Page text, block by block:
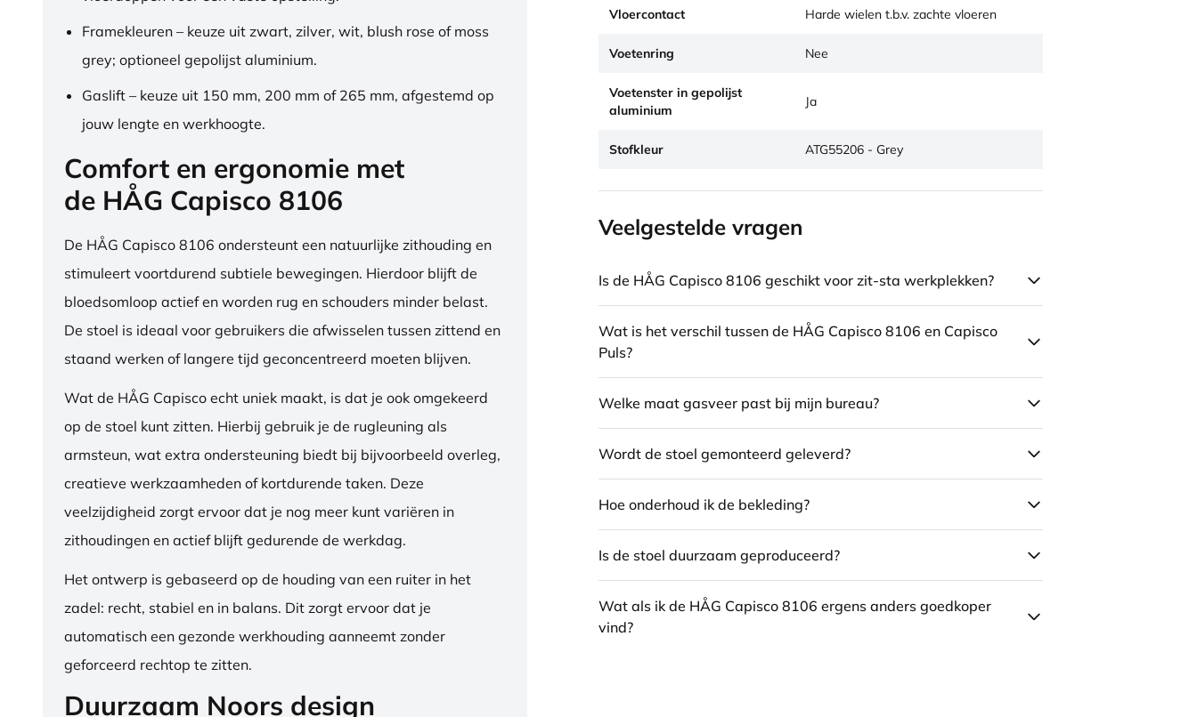
Framekleuren – keuze uit zwart, zilver, wit, blush rose of moss
grey; optioneel gepolijst aluminium.
Gaslift – keuze uit 150 mm, 200 mm of 265 mm, afgestemd op
jouw lengte en werkhoogte.
Comfort en ergonomie met
de HÅG Capisco 8106
De HÅG Capisco 8106 ondersteunt een natuurlijke zithouding en
stimuleert voortdurend subtiele bewegingen. Hierdoor blijft de
bloedsomloop actief en worden rug en schouders minder belast.
De stoel is ideaal voor gebruikers die afwisselen tussen zittend en
staand werken of langere tijd geconcentreerd moeten blijven.
Wat de HÅG Capisco echt uniek maakt, is dat je ook omgekeerd
op de stoel kunt zitten. Hierbij gebruik je de rugleuning als
armsteun, wat extra ondersteuning biedt bij bijvoorbeeld overleg,
creatieve werkzaamheden of kortdurende taken. Deze
veelzijdigheid zorgt ervoor dat je nog meer kunt variëren in
zithoudingen en actief blijft gedurende de werkdag.
Het ontwerp is gebaseerd op de houding van een ruiter in het
zadel: recht, stabiel en in balans. Dit zorgt ervoor dat je
automatisch een gezonde werkhouding aanneemt zonder
geforceerd rechtop te zitten.
Duurzaam Noors design
Vloercontact Harde wielen t.b.v. zachte vloeren
Voetenring Nee
Voetenster in gepolijst
aluminium
Ja
Stofkleur ATG55206 - Grey
Veelgestelde vragen
Is de HÅG Capisco 8106 geschikt voor zit-sta werkplekken?
Wat is het verschil tussen de HÅG Capisco 8106 en Capisco
Puls?
Welke maat gasveer past bij mijn bureau?
Wordt de stoel gemonteerd geleverd?
Hoe onderhoud ik de bekleding?
Is de stoel duurzaam geproduceerd?
Wat als ik de HÅG Capisco 8106 ergens anders goedkoper
vind?